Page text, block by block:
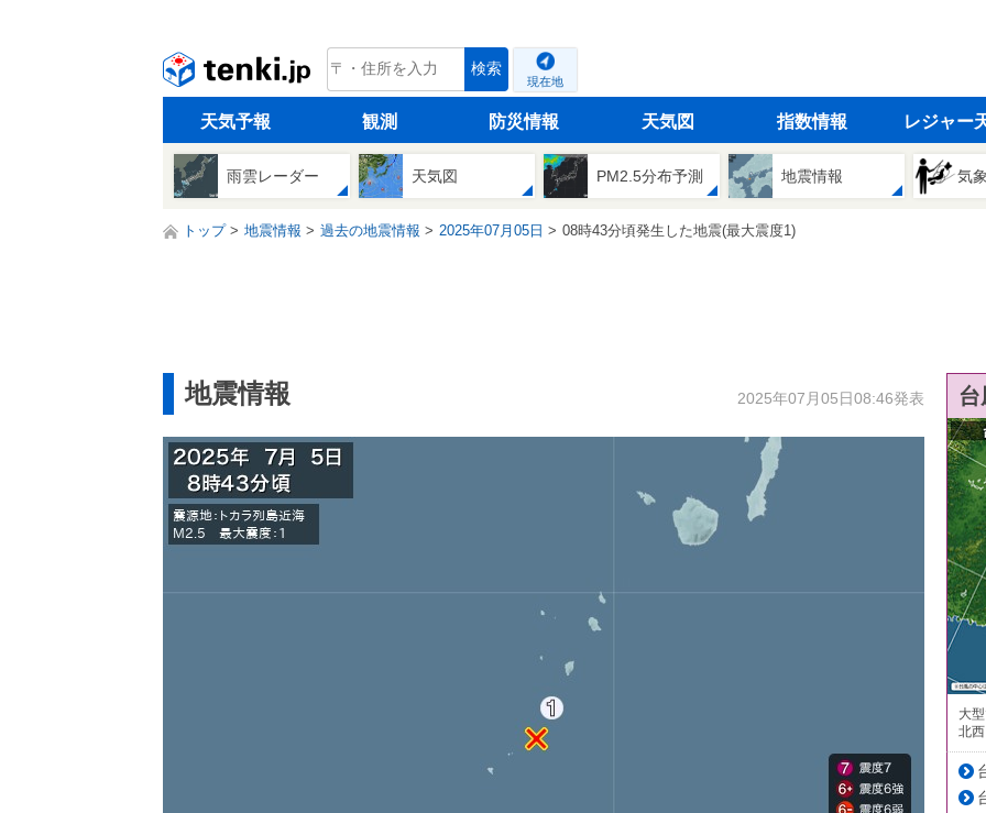
tenki.jp 検索
現在地
天気予報 観測 防災情報 天気図 指数情報 レジャー
雨雲レーダー 天気図 PM2.5分布予測 地震情報 気
トップ 地震情報 過去の地震情報 2025年07月05日 08時43分頃発生した地震(最大震度1)
地震情報 2025年07月05日08:46発表
大
北